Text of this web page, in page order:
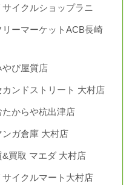
イクルショップラニ
ーマーケットACB長崎
び屋質店
ンドストリート 大村店
からや杭出津店
ガ倉庫 大村店
買取 マエダ 大村店
イクルマート大村店